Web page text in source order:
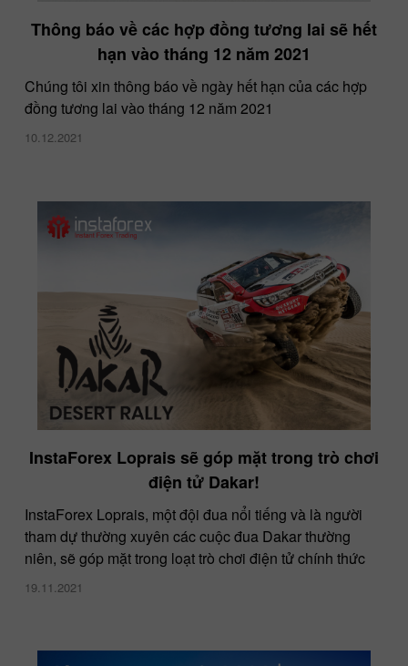
Thông báo về các hợp đồng tương lai sẽ hết
hạn vào tháng 12 năm 2021
Chúng tôi xin thông báo về ngày hết hạn của các hợp
đồng tương lai vào tháng 12 năm 2021
10.12.2021
InstaForex Loprais sẽ góp mặt trong trò chơi
điện tử Dakar!
InstaForex Loprais, một đội đua nổi tiếng và là người
tham dự thường xuyên các cuộc đua Dakar thường
niên, sẽ góp mặt trong loạt trò chơi điện tử chính thức
19.11.2021